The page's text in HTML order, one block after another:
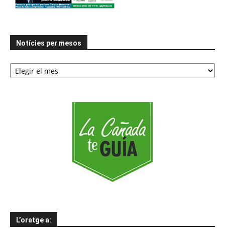
Notícies per mesos
Notícies
per
L’oratge a: